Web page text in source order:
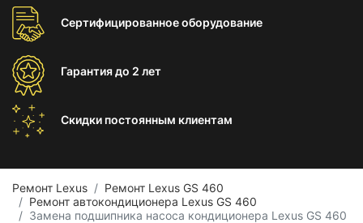
Сертифицированноеоборудование
Гарантиядо 2 лет
Скидки постоянным клиентам
Ремонт Lexus
Ремонт Lexus GS 460
Ремонт автокондиционера Lexus GS 460
Замена подшипника насоса кондиционера Lexus GS 460